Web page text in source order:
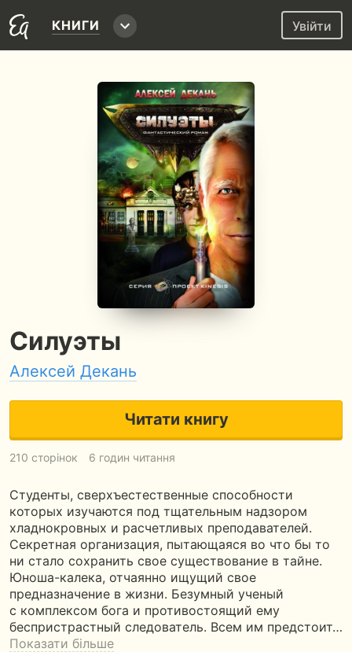
КНИГИ Увійти
Силуэты
Алексей Декань
Читати книгу
210 сторінок 6 годин читання
Студенты, сверхъестественные способности
которых изучаются под тщательным надзором
хладнокровных и расчетливых преподавателей.
Секретная организация, пытающаяся во что бы то
ни стало сохранить свое существование в тайне.
Юноша-калека, отчаянно ищущий свое
предназначение в жизни. Безумный ученый
с комплексом бога и противостоящий ему
беспристрастный следователь. Всем им предстоит…
Показати більше